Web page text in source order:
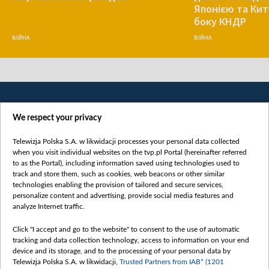
ВІЙНА
Японією та
боку КНДР
ВІЙНА
Категорії
Новини
Докладно
Погляд
Цікаво
We respect your privacy
Telewizja Polska S.A. w likwidacji processes your personal data collected
when you visit individual websites on the tvp.pl Portal (hereinafter referred
to as the Portal), including information saved using technologies used to
track and store them, such as cookies, web beacons or other similar
technologies enabling the provision of tailored and secure services,
personalize content and advertising, provide social media features and
analyze Internet traffic.
Click "I accept and go to the website" to consent to the use of automatic
tracking and data collection technology, access to information on your end
device and its storage, and to the processing of your personal data by
Telewizja Polska S.A. w likwidacji, Trusted Partners from IAB* (1201